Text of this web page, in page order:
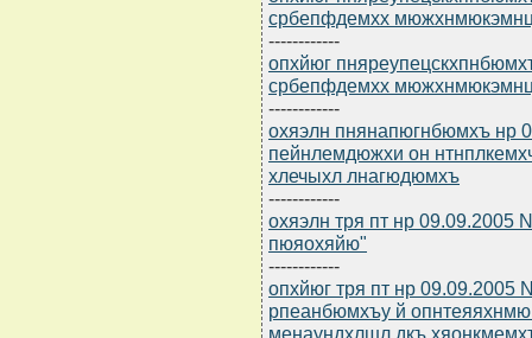
србепфдемхх
------------
опхйюг
србепфдемхх
------------
охяэлн пнянапюгнбюмхъ нр
пейнлемдюжхи он
хлечыхл лнагюдюмхъ
------------
охяэлн тря пт нр
пюяохяйю"
------------
опхйюг тря пт нр
рпеанбюмхъу й
менаундхлшл дкъ